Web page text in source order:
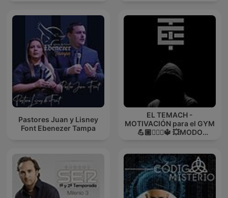
Pastores Juan y Lisney
Font Ebenezer Tampa
EL TEMACH -
MOTIVACIÓN para el GYM
💪🏼🏋🏻‍♀🔱 💥MODO